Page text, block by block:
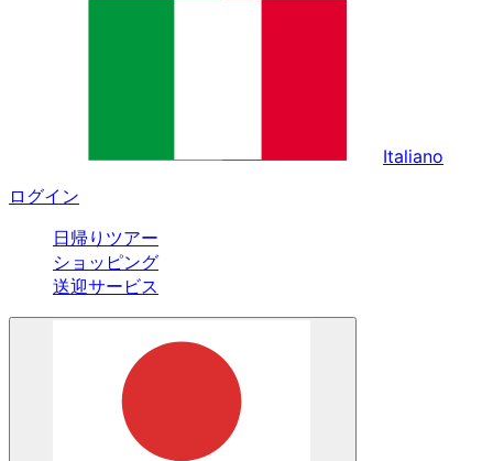
Italiano
ログイン
日帰りツアー
ショッピング
送迎サービス